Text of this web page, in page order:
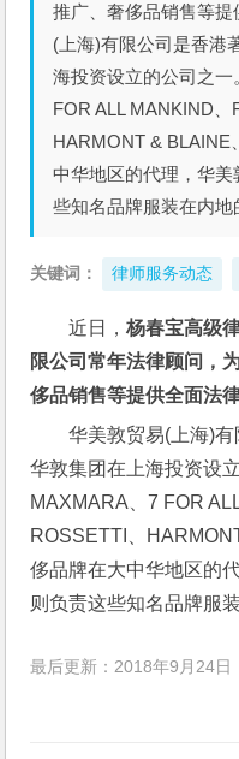
推广、奢侈品销售等
(上海)有限公司是香港
海投资设立的公司之
FOR ALL MANKIND、
HARMONT & BLAINE
中华地区的代理，华
些知名品牌服装在内地
关键词： 律师服务动态
近日，杨春宝高级
限公司常年法律顾问，
侈品销售等提供全面法
华美敦贸易(上海)
华敦集团在上海投资设
MAXMARA、7 FOR
ROSSETTI、
侈品牌在大中华地区的
则负责这些知名品牌服
最后更新：2018年9月24日